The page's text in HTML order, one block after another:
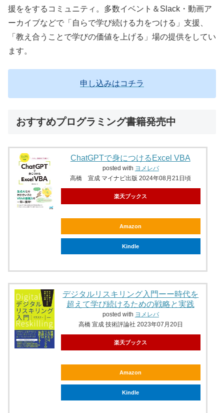
援ををするコミュニティ。多数イベント＆Slack・動画ア
ーカイブなどで「自らで学び続ける力をつける」支援、
「教え合うことで学びの価値を上げる」場の提供をしてい
ます。
申し込みはコチラ
おすすめプログラミング書籍発売中
ChatGPTで身につけるExcel VBA
posted with ヨメレバ
高橋 宣成 マイナビ出版 2024年08月21日頃
楽天ブックス
Amazon
Kindle
デジタルリスキリング入門ーー時代を
超えて学び続けるための戦略と実践
posted with ヨメレバ
高橋 宣成 技術評論社 2023年07月20日
楽天ブックス
Amazon
Kindle